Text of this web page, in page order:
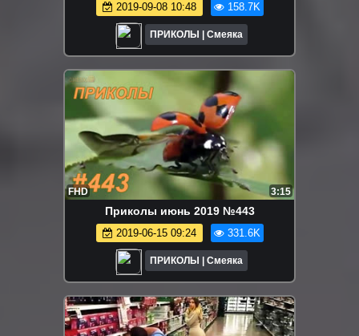
2019-09-08 10:48 158.7K
ПРИКОЛЫ | Смеяка
FHD 3:15
Приколы июнь 2019 №443
2019-06-15 09:24 331.6K
ПРИКОЛЫ | Смеяка